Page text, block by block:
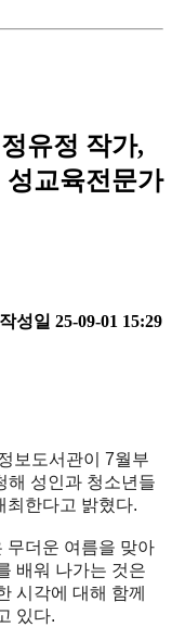
유정 작가,
성교육전문가
작성일 25-09-01 15:29
보도서관이 7월부
해 성인과 청소년들
최한다고 밝혔다.
무더운 여름을 맞아
배워 나가는 것은
시각에 대해 함께
있다.